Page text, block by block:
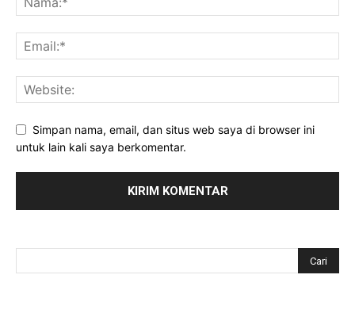
Simpan nama, email, dan situs web saya di browser ini
untuk lain kali saya berkomentar.